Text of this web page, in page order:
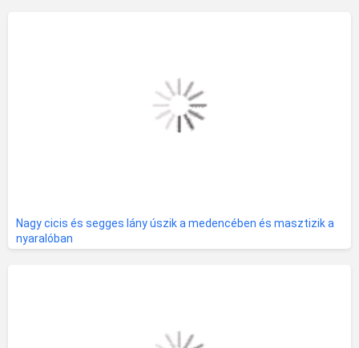
Nagy cicis és segges lány úszik a medencében és masztizik a
nyaralóban